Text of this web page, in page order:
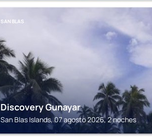
SAN BLAS
Discovery Gunayar
San Blas Islands, 07 agosto 2026, 2 noches